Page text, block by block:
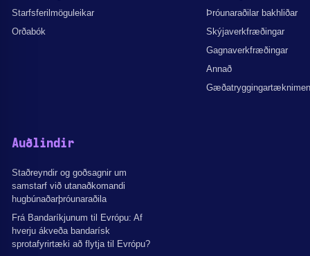
Starfsferilmöguleikar
Orðabók
Þróunaraðilar bakhliðar
Skýjaverkfræðingar
Gagnaverkfræðingar
Annað
Auðlindir
Staðreyndir og goðsagnir um
samstarf við utanaðkomandi
hugbúnaðarþróunaraðila
Frá Bandaríkjunum til Evrópu: Af
hverju ákveða bandarísk
sprotafyrirtæki að flytja til Evrópu?